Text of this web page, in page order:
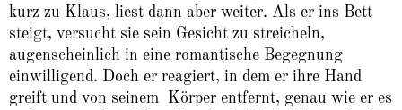
kurz zu Klaus, liest dann aber weiter. Als er ins Bett
steigt, versucht sie sein Gesicht zu streicheln,
augenscheinlich in eine romantische Begegnung
einwilligend. Doch er reagiert, in dem er ihre Hand
greift und von seinem Körper entfernt, genau wie er es